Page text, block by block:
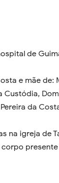
de
e mãe de:
Custódia,
da
na igreja de